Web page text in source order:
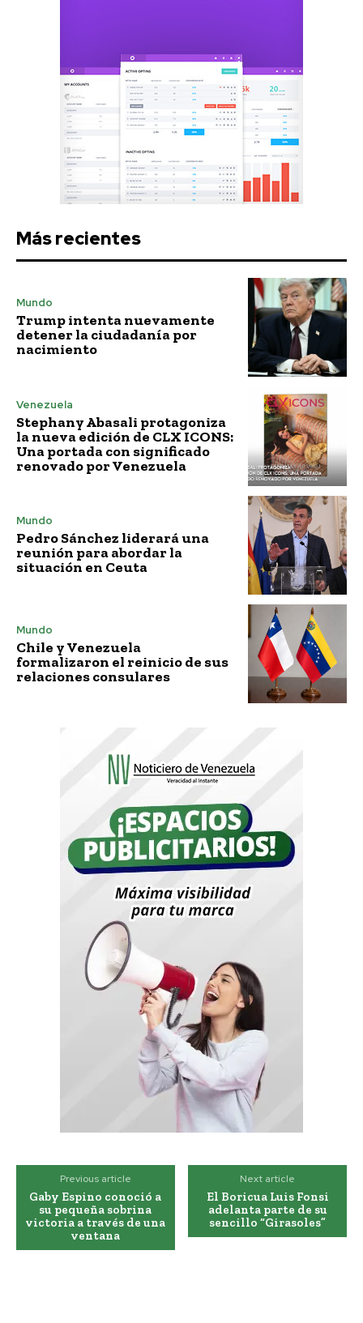
Más recientes
Mundo
Trump intenta nuevamente
detener la ciudadanía por
nacimiento
Venezuela
Stephany Abasali protagoniza
la nueva edición de CLX ICONS:
Una portada con significado
renovado por Venezuela
Mundo
Pedro Sánchez liderará una
reunión para abordar la
situación en Ceuta
Mundo
Chile y Venezuela
formalizaron el reinicio de sus
relaciones consulares
Previous article
Gaby Espino conoció a
su pequeña sobrina
victoria a través de una
ventana
Next article
El Boricua Luis Fonsi
adelanta parte de su
sencillo “Girasoles”